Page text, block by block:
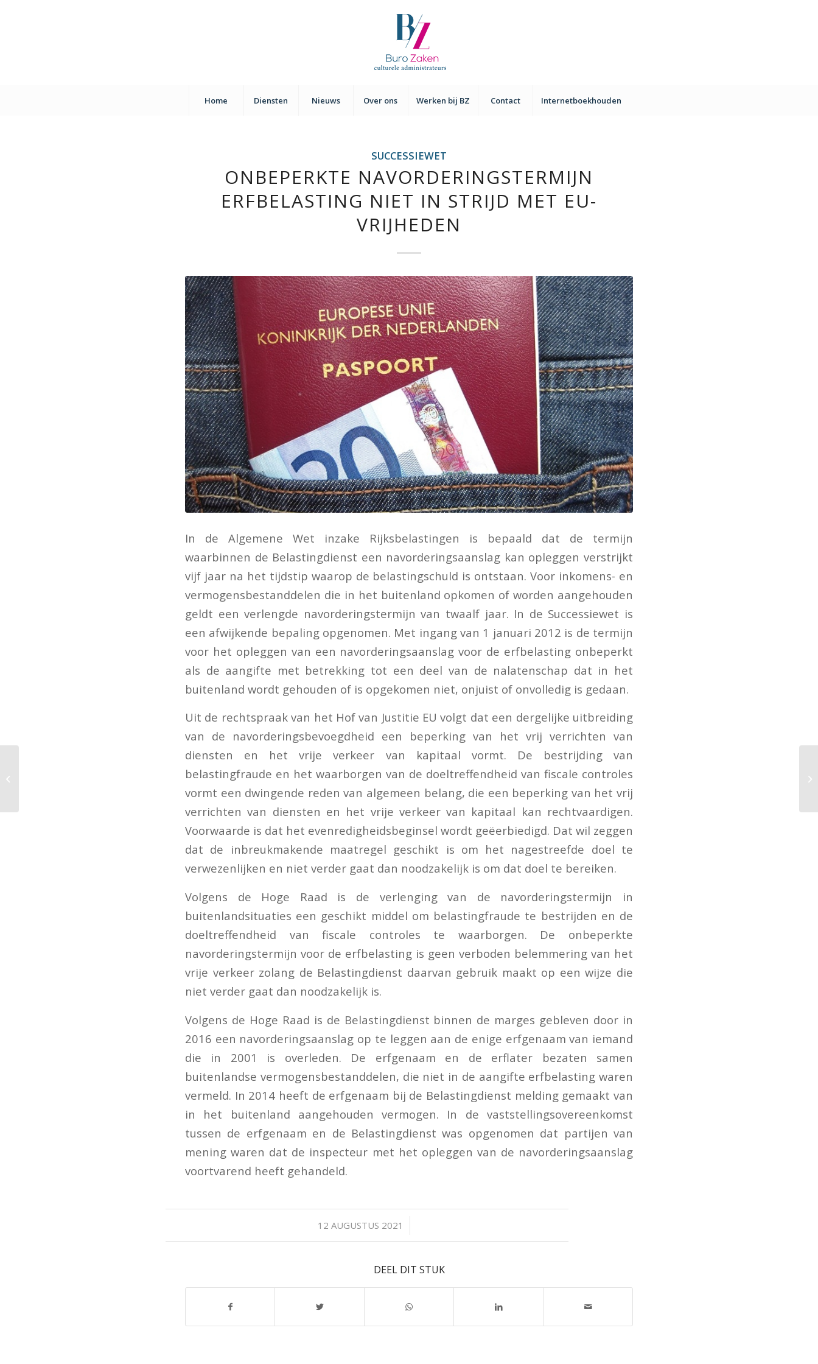
Home Diensten Nieuws Over ons Werken bij BZ Contact Internetboekhouden
SUCCESSIEWET
ONBEPERKTE NAVORDERINGSTERMIJN
ERFBELASTING NIET IN STRIJD MET EU-
VRIJHEDEN
In de Algemene Wet inzake Rijksbelastingen is bepaald dat de termijn
waarbinnen de Belastingdienst een navorderingsaanslag kan opleggen verstrijkt
vijf jaar na het tijdstip waarop de belastingschuld is ontstaan. Voor inkomens- en
vermogensbestanddelen die in het buitenland opkomen of worden aangehouden
geldt een verlengde navorderingstermijn van twaalf jaar. In de Successiewet is
een afwijkende bepaling opgenomen. Met ingang van 1 januari 2012 is de termijn
voor het opleggen van een navorderingsaanslag voor de erfbelasting onbeperkt
als de aangifte met betrekking tot een deel van de nalatenschap dat in het
buitenland wordt gehouden of is opgekomen niet, onjuist of onvolledig is gedaan.
Uit de rechtspraak van het Hof van Justitie EU volgt dat een dergelijke uitbreiding
van de navorderingsbevoegdheid een beperking van het vrij verrichten van
diensten en het vrije verkeer van kapitaal vormt. De bestrijding van
belastingfraude en het waarborgen van de doeltreffendheid van fiscale controles
vormt een dwingende reden van algemeen belang, die een beperking van het vrij
verrichten van diensten en het vrije verkeer van kapitaal kan rechtvaardigen.
Voorwaarde is dat het evenredigheidsbeginsel wordt geëerbiedigd. Dat wil zeggen
dat de inbreukmakende maatregel geschikt is om het nagestreefde doel te
verwezenlijken en niet verder gaat dan noodzakelijk is om dat doel te bereiken.
Volgens de Hoge Raad is de verlenging van de navorderingstermijn in
buitenlandsituaties een geschikt middel om belastingfraude te bestrijden en de
doeltreffendheid van fiscale controles te waarborgen. De onbeperkte
navorderingstermijn voor de erfbelasting is geen verboden belemmering van het
vrije verkeer zolang de Belastingdienst daarvan gebruik maakt op een wijze die
niet verder gaat dan noodzakelijk is.
Volgens de Hoge Raad is de Belastingdienst binnen de marges gebleven door in
2016 een navorderingsaanslag op te leggen aan de enige erfgenaam van iemand
die in 2001 is overleden. De erfgenaam en de erflater bezaten samen
buitenlandse vermogensbestanddelen, die niet in de aangifte erfbelasting waren
vermeld. In 2014 heeft de erfgenaam bij de Belastingdienst melding gemaakt van
in het buitenland aangehouden vermogen. In de vaststellingsovereenkomst
tussen de erfgenaam en de Belastingdienst was opgenomen dat partijen van
mening waren dat de inspecteur met het opleggen van de navorderingsaanslag
voortvarend heeft gehandeld.
12 AUGUSTUS 2021
/
DEEL DIT STUK